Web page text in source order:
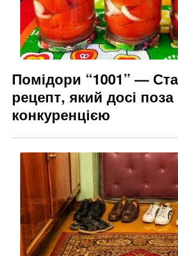
Помідори “1001” —
рецепт, який досі поза
конкуренцією